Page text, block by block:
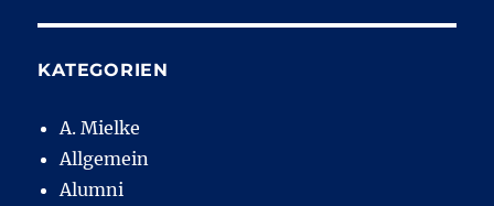
KATEGORIEN
A. Mielke
Allgemein
Alumni